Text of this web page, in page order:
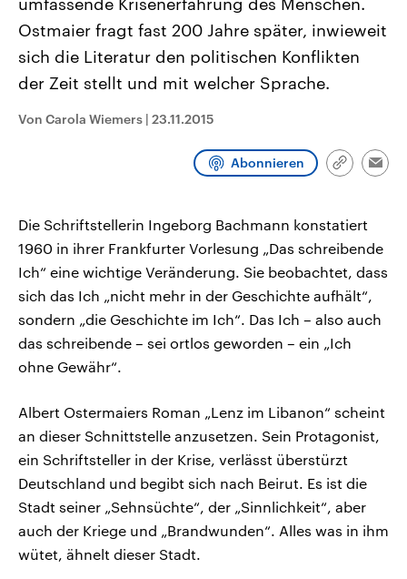
Landtag. Seit 2021 wird das
Bundesland von einer Koalition aus
CDU, SPD und FDP regiert.-
Umfragen, Prognosen,
Wahlprogramme, aktuelle Berichte
und Hintergründe zu den Parteien
Wahl.
den mächtigsten Ländern
mit großem Einfluss auf
aktuelle Weltgeschehen.
Sendungen Programm Podcasts
Ostmaier fragt fast 200 Jahre später, inwieweit
sich die Literatur den politischen Konflikten
der Zeit stellt und mit welcher Sprache.
Von Carola Wiemers | 23.11.2015
Abonnieren
Link
Die Schriftstellerin Ingeborg Bachmann konstatiert
1960 in ihrer Frankfurter Vorlesung „Das schreibende
Ich“ eine wichtige Veränderung. Sie beobachtet, dass
sich das Ich „nicht mehr in der Geschichte aufhält“,
sondern „die Geschichte im Ich“. Das Ich – also auch
das schreibende – sei ortlos geworden – ein „Ich
ohne Gewähr“.
Albert Ostermaiers Roman „Lenz im Libanon“ scheint
an dieser Schnittstelle anzusetzen. Sein Protagonist,
ein Schriftsteller in der Krise, verlässt überstürzt
Deutschland und begibt sich nach Beirut. Es ist die
Stadt seiner „Sehnsüchte“, der „Sinnlichkeit“, aber
auch der Kriege und „Brandwunden“. Alles was in ihm
wütet, ähnelt dieser Stadt.